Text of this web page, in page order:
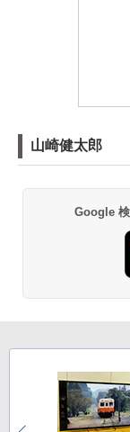
山崎健太郎
Google